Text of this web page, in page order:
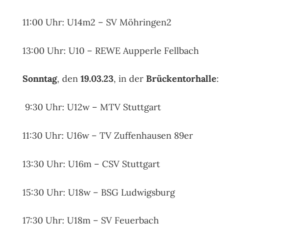
11:00 Uhr: U14m2 – SV Möhringen2
13:00 Uhr: U10 – REWE Aupperle Fellbach
Sonntag, den 19.03.23, in der Brückentorhalle:
9:30 Uhr: U12w – MTV Stuttgart
11:30 Uhr: U16w – TV Zuffenhausen 89er
13:30 Uhr: U16m – CSV Stuttgart
15:30 Uhr: U18w – BSG Ludwigsburg
17:30 Uhr: U18m – SV Feuerbach